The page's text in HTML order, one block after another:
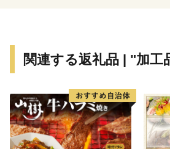
市の中心部で鮎が釣れ、水道水は
物、木材や木工製品、さつきなど
など多くの特産物も、皆様をきっ
ることでしょう。
「ふるさとかぬま」のさらなる発
関連する返礼品 | "加工